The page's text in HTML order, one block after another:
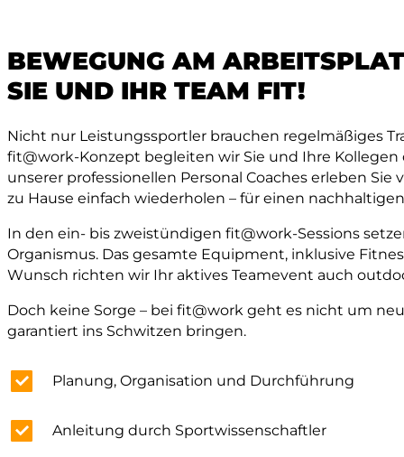
BEWEGUNG AM
SIE UND IHR TEAM FIT!
Nicht nur Leistungssportler brauchen regelmäßiges
fit@work-Konzept begleiten wir Sie und Ihre
unserer professionellen Personal Coaches erleben
zu Hause einfach wiederholen – für einen
In den ein- bis zweistündigen fit@work-Sessions
Organismus. Das gesamte Equipment, inklusive
Wunsch richten wir Ihr aktives Teamevent auch
Doch keine Sorge – bei fit@work geht es nicht um
garantiert ins Schwitzen bringen.
Planung, Organisation und Durchführung
Anleitung durch Sportwissenschaftler